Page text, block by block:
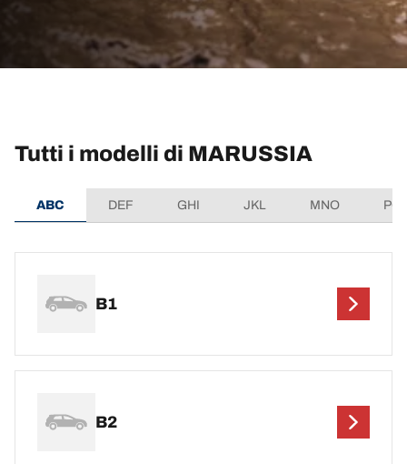
Tutti i modelli di MARUSSIA
ABC DEF GHI JKL MNO
B1
B2